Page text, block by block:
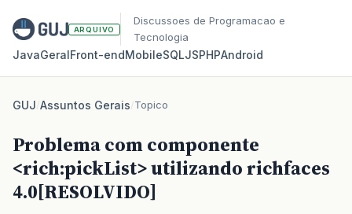
ARQUIVO
Discussoes de Programacao e
Tecnologia
JavaGeralFront‑endMobileSQLJSPHPAndroid
GUJ/Assuntos Gerais/Topico
Problema com componente
<rich:pickList> utilizando richfaces
4.0[RESOLVIDO]